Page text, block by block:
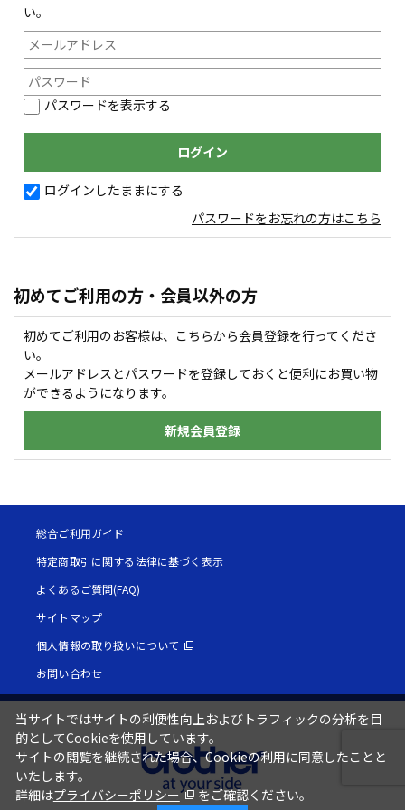
い。
パスワードを表示する
ログインしたままにする
パスワードをお忘れの方はこちら
初めてご利用の方・会員以外の方
初めてご利用のお客様は、こちらから会員登録を行ってくださ
い。
メールアドレスとパスワードを登録しておくと便利にお買い物
ができるようになります。
新規会員登録
総合ご利用ガイド
特定商取引に関する法律に基づく表示
よくあるご質問(FAQ)
サイトマップ
個人情報の取り扱いについて
お問い合わせ
当サイトではサイトの利便性向上およびトラフィックの分析を目
的としてCookieを使用しています。
サイトの閲覧を継続された場合、Cookieの利用に同意したことと
いたします。
詳細はプライバシーポリシー をご確認ください。